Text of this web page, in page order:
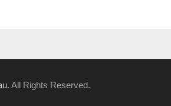
. All Rights Reserved.